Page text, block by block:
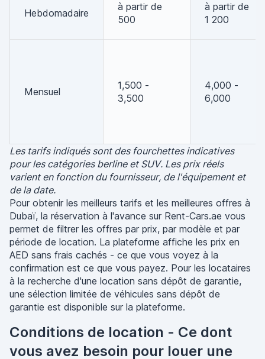
Hebdomadaire
à partir de
500
à partir de
1 200
Mensuel
1,500 -
3,500
4,000 -
6,000
Les tarifs indiqués sont des fourchettes indicatives
pour les catégories berline et SUV. Les prix réels
varient en fonction du fournisseur, de l'équipement et
de la date.
Pour obtenir les meilleurs tarifs et les meilleures offres à
Dubaï, la réservation à l'avance sur Rent-Cars.ae vous
permet de filtrer les offres par prix, par modèle et par
période de location. La plateforme affiche les prix en
AED sans frais cachés - ce que vous voyez à la
confirmation est ce que vous payez. Pour les locataires
à la recherche d'une location sans dépôt de garantie,
une sélection limitée de véhicules sans dépôt de
garantie est disponible sur la plateforme.
Conditions de location - Ce dont
vous avez besoin pour louer une